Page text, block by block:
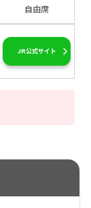
自由席
JR公式サイト